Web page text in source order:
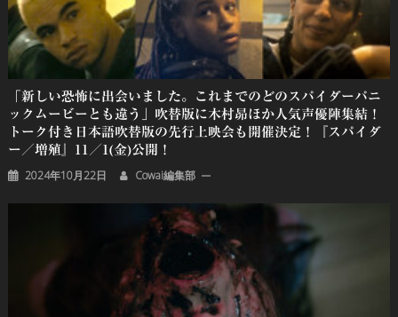
「新しい恐怖に出会いました。これまでのどのスパイダーパニ
ックムービーとも違う」吹替版に木村昴ほか人気声優陣集結！
トーク付き日本語吹替版の先行上映会も開催決定！『スパイダ
ー／増殖』11／1(金)公開！
2024年10月22日 Cowai編集部